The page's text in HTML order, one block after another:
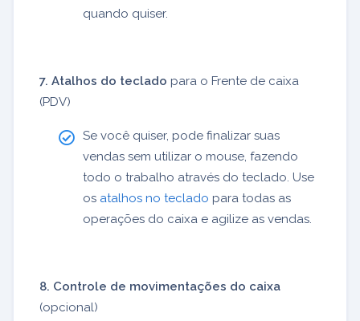
quando quiser.
7. Atalhos do teclado para o Frente de caixa
(PDV)
Se você quiser, pode finalizar suas
vendas sem utilizar o mouse, fazendo
todo o trabalho através do teclado. Use
os atalhos no teclado para todas as
operações do caixa e agilize as vendas.
8. Controle de movimentações do caixa
(opcional)